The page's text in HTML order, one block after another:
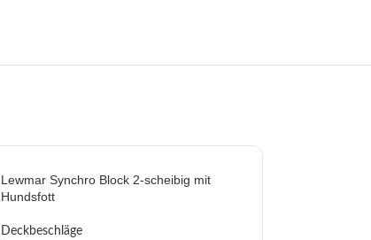
Lewmar Synchro Block 2-scheibig mit
Hundsfott
Deckbeschläge